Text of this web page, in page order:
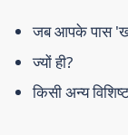
जब आपके पास
ज्‍यों ही?
किसी अन्य